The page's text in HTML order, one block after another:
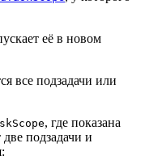
её в новом
все подзадачи или
, где показана
две подзадачи и